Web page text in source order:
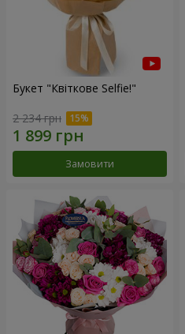
Букет "Квіткове Selfie!"
2 234 грн
Замовити